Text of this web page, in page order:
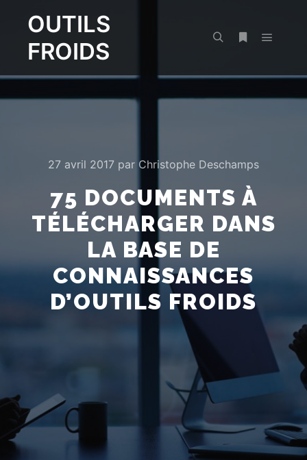
OUTILS
FROIDS
27 avril 2017 par Christophe Deschamps
75 DOCUMENTS À
TÉLÉCHARGER DANS
LA BASE DE
CONNAISSANCES
D’OUTILS FROIDS